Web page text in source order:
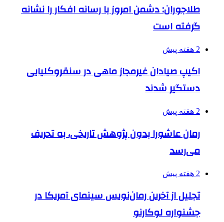
طلاجوران: دشمن امروز با رسانه افکار را نشانه
گرفته است
2 هفته پیش
اکیپ صیادان غیرمجاز ماهی در سنقروکلیایی
دستگیر شدند
2 هفته پیش
رمان عاشورا بدون پژوهش تاریخی، به تحریف
می‌رسد
2 هفته پیش
تجلیل از آخرین رمان‌نویس سینمای آمریکا در
جشنواره لوکارنو